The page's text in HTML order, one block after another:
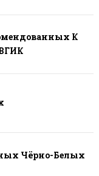
К
Чёрно-Белых